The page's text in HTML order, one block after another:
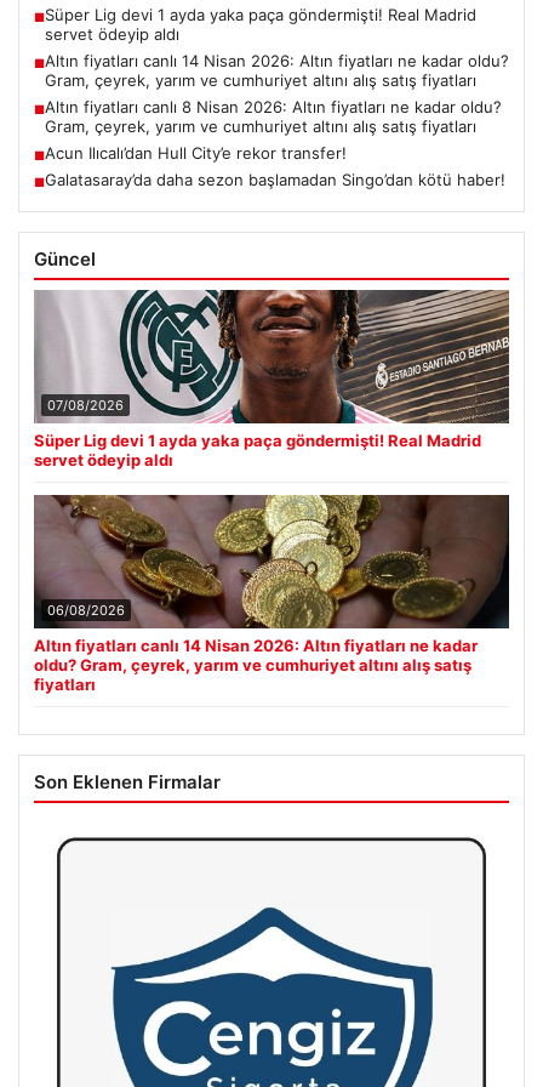
■Süper Lig devi 1 ayda yaka paça göndermişti! Real Madrid
servet ödeyip aldı
■Altın fiyatları canlı 14 Nisan 2026: Altın fiyatları ne kadar oldu?
Gram, çeyrek, yarım ve cumhuriyet altını alış satış fiyatları
■Altın fiyatları canlı 8 Nisan 2026: Altın fiyatları ne kadar oldu?
Gram, çeyrek, yarım ve cumhuriyet altını alış satış fiyatları
■Acun Ilıcalı’dan Hull City’e rekor transfer!
■Galatasaray’da daha sezon başlamadan Singo’dan kötü haber!
Güncel
07/08/2026
Süper Lig devi 1 ayda yaka paça göndermişti! Real Madrid
servet ödeyip aldı
06/08/2026
Altın fiyatları canlı 14 Nisan 2026: Altın fiyatları ne kadar
oldu? Gram, çeyrek, yarım ve cumhuriyet altını alış satış
fiyatları
Son Eklenen Firmalar